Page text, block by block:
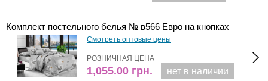
Комплект постельного белья № в566 Евро на кнопках
Смотреть оптовые цены
РОЗНИЧНАЯ ЦЕНА
1,055.00 грн. нет в наличии